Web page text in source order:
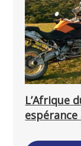
L’Afrique